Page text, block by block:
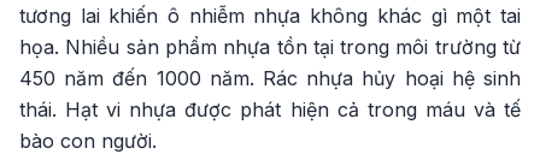
tương lai khiến ô nhiễm nhựa không khác gì một tai
họa. Nhiều sản phẩm nhựa tồn tại trong môi trường từ
450 năm đến 1000 năm. Rác nhựa hủy hoại hệ sinh
thái. Hạt vi nhựa được phát hiện cả trong máu và tế
bào con người.